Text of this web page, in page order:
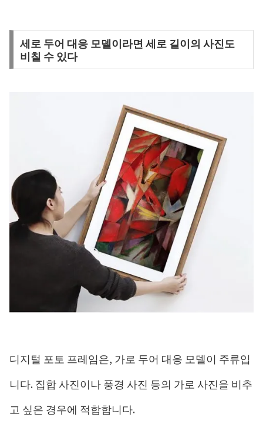
세로 두어 대응 ​​모델이라면 세로 길이의 사진도
비칠 수 있다
디지털 포토 프레임은, 가로 두어 대응 ​​모델이 주류입
니다. 집합 사진이나 풍경 사진 등의 가로 사진을 비추
고 싶은 경우에 적합합니다.